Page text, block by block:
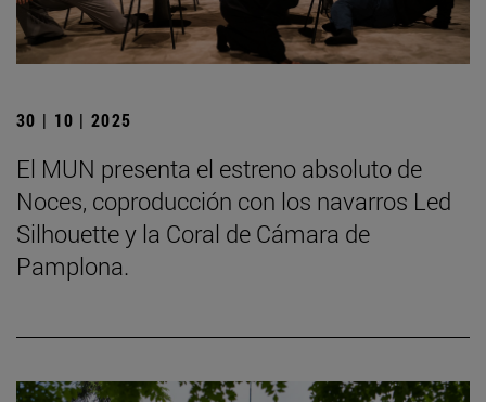
30 | 10 | 2025
El MUN presenta el estreno absoluto de
Noces, coproducción con los navarros Led
Silhouette y la Coral de Cámara de
Pamplona.